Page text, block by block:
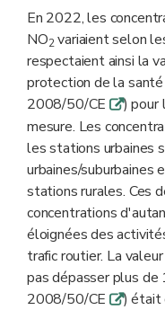
En 2022, les
NO2 variaient selon
respectaient ainsi la
protection de la
2008/50/CEq) pour
mesure. Les
les stations urbaines
urbaines/suburbaines
stations rurales. Ces
concentrations
éloignées des
trafic routier. La
pas dépasser plus de
2008/50/CEq) était